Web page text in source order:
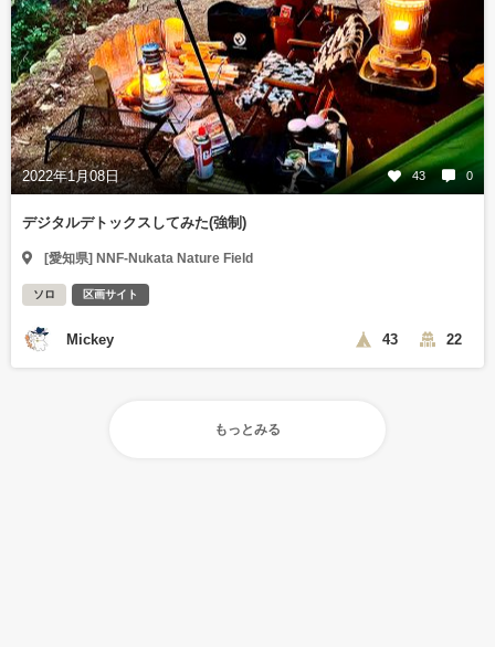
2022年1月08日 43 0
デジタルデトックスしてみた(強制)
[愛知県] NNF-Nukata Nature Field
ソロ 区画サイト
Mickey 43 22
もっとみる